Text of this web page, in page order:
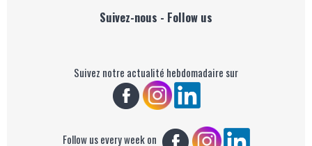
Suivez-nous - Follow us
Suivez notre actualité hebdomadaire sur
Follow us every week on